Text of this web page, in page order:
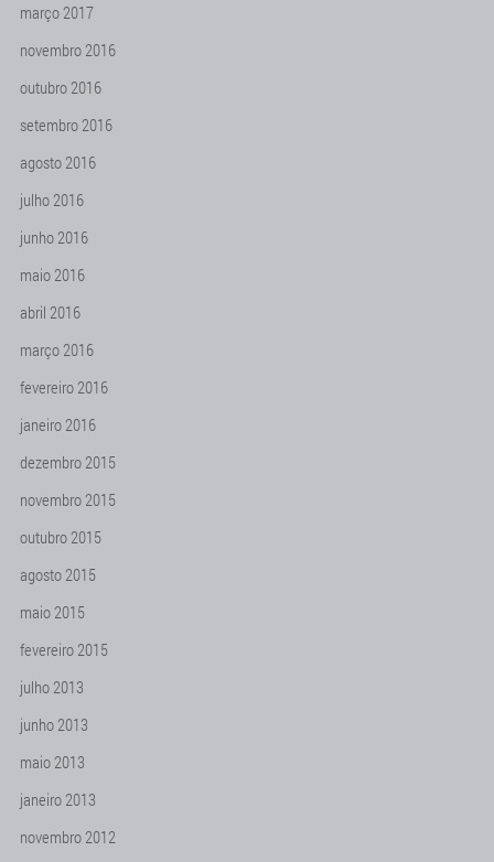
março 2017
novembro 2016
outubro 2016
setembro 2016
agosto 2016
julho 2016
junho 2016
maio 2016
abril 2016
março 2016
fevereiro 2016
janeiro 2016
dezembro 2015
novembro 2015
outubro 2015
agosto 2015
maio 2015
fevereiro 2015
julho 2013
junho 2013
maio 2013
janeiro 2013
novembro 2012